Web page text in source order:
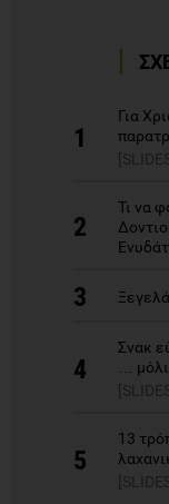
1
Για
2
Τι να
3
4
Σνακ
…
5
13